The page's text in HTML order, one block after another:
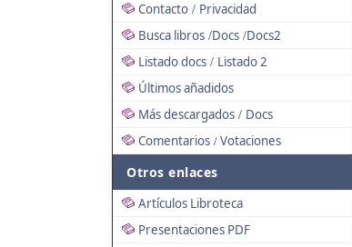
Contacto / Privacidad
Busca libros /Docs /Docs2
Listado docs / Listado 2
Últimos añadidos
Más descargados / Docs
Comentarios / Votaciones
Otros enlaces
Artículos Libroteca
Presentaciones PDF